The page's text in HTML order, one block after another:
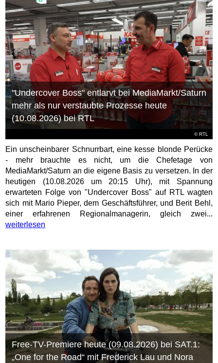
©RTL
"Undercover Boss" entlarvt bei MediaMarkt/Saturn
mehr als nur verstaubte Prozesse heute
(10.08.2026) bei RTL
Ein unscheinbarer Schnurrbart, eine kesse blonde Perücke
- mehr brauchte es nicht, um die Chefetage von
MediaMarkt/Saturn an die eigene Basis zu versetzen. In der
heutigen (10.08.2026 um 20:15 Uhr), mit Spannung
erwarteten Folge von "Undercover Boss" auf RTL wagten
sich mit Mario Pieper, dem Geschäftsführer, und Berit Behl,
einer erfahrenen Regionalmanagerin, gleich zwei...
weiterlesen
Free-TV-Premiere heute (09.08.2026) bei SAT.1:
„One for the Road“ mit Frederick Lau und Nora